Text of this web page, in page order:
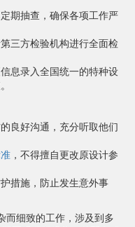
期抽查，确保各项工作严
三方检验机构进行全面检
息录入全国统一的特种设
良好沟通，充分听取他们
，不得擅自更改原设计参
措施，防止发生意外事
而细致的工作，涉及到多